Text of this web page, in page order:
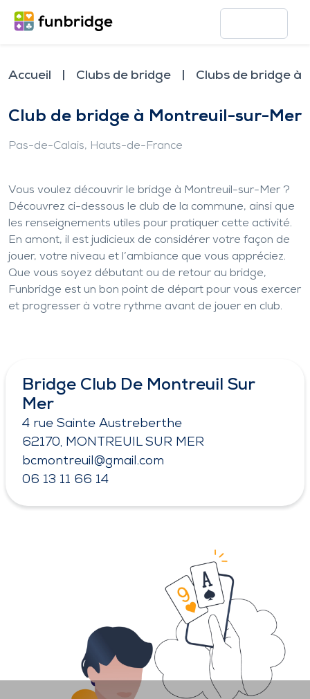
Accueil Clubs de bridge Clubs de bridge à
Club de bridge à Montreuil-sur-Mer
Pas-de-Calais, Hauts-de-France
Vous voulez découvrir le bridge à Montreuil-sur-Mer ?
Découvrez ci-dessous le club de la commune, ainsi que
les renseignements utiles pour pratiquer cette activité.
En amont, il est judicieux de considérer votre façon de
jouer, votre niveau et l’ambiance que vous appréciez.
Que vous soyez débutant ou de retour au bridge,
Funbridge est un bon point de départ pour vous exercer
et progresser à votre rythme avant de jouer en club.
Bridge Club De Montreuil Sur
Mer
4 rue Sainte Austreberthe
62170, MONTREUIL SUR MER
bcmontreuil@gmail.com
06 13 11 66 14